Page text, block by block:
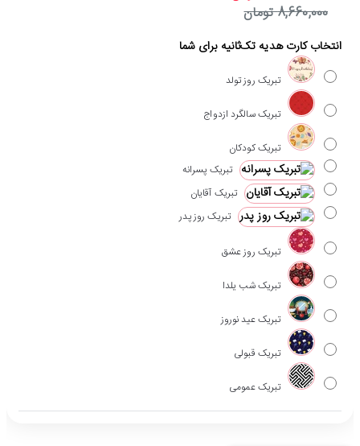
8,660,000 تومان
انتخاب کارت هدیه تک‌ثانیه برای شما
تبریک روز تولد
تبریک سالگرد ازدواج
تبریک کودکان
تبریک پسرانه
تبریک آقایان
تبریک روز پدر
تبریک روز عشق
تبریک شب یلدا
تبریک عید نوروز
تبریک قبولی
تبریک عمومی